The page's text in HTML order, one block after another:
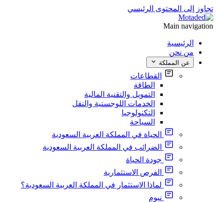
تجاوز إلى المحتوى الرئيسي
Main navigation
الرئيسية
من نحن
عن المملكة
القطاعات
الطاقة
التمويل والتقنية المالية
الخدمات اللوجستية والنقل
التكنولوجيا
السياحة
الحياة في المملكة العربية السعودية
الضرائب في المملكة العربية السعودية
جودة الحياة
الفرص الاستثمارية
لماذا الاستثمار في المملكة العربية السعودية؟
نيوم